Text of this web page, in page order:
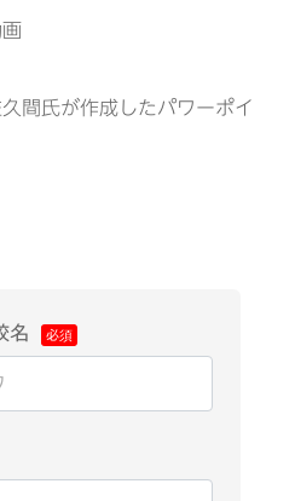
間氏が作成したパワーポイ
名